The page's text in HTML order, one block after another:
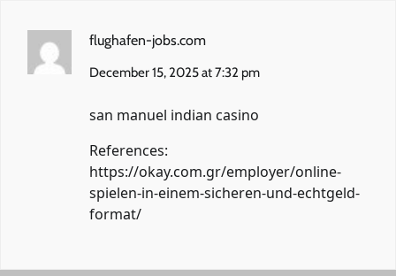
flughafen-jobs.com
December 15, 2025 at 7:32 pm
san manuel indian casino
References:
https://okay.com.gr/employer/online-
spielen-in-einem-sicheren-und-echtgeld-
format/